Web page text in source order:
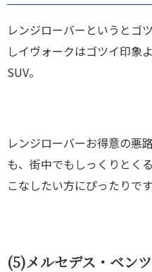
レンジローバーというとゴ
しイヴォークはゴツイ印象
SUV。
レンジローバーお得意の悪
も、街中でもしっくりとく
こなしたい方にぴったりです
(5)メルセデス・ベン